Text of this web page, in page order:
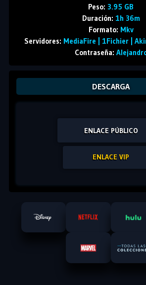
Peso: 3.95 GB
Duración: 1h 36m
Formato: Mkv
Servidores: MediaFire | 1Fichier |
Contraseña:
DESCARGA
ENLACE PÚBLICO
ENLACE VIP